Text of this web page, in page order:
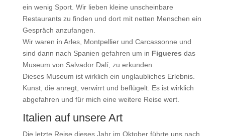
ein wenig Sport. Wir lieben kleine unscheinbare
Restaurants zu finden und dort mit netten Menschen ein
Gespräch anzufangen.
Wir waren in Arles, Montpellier und Carcassonne und
sind dann nach Spanien gefahren um in Figueres das
Museum von Salvador Dalí, zu erkunden.
Dieses Museum ist wirklich ein unglaubliches Erlebnis.
Kunst, die anregt, verwirrt und beflügelt. Es ist wirklich
abgefahren und für mich eine weitere Reise wert.
Italien auf unsere Art
Die letzte Reise dieses Jahr im Oktober führte uns nach